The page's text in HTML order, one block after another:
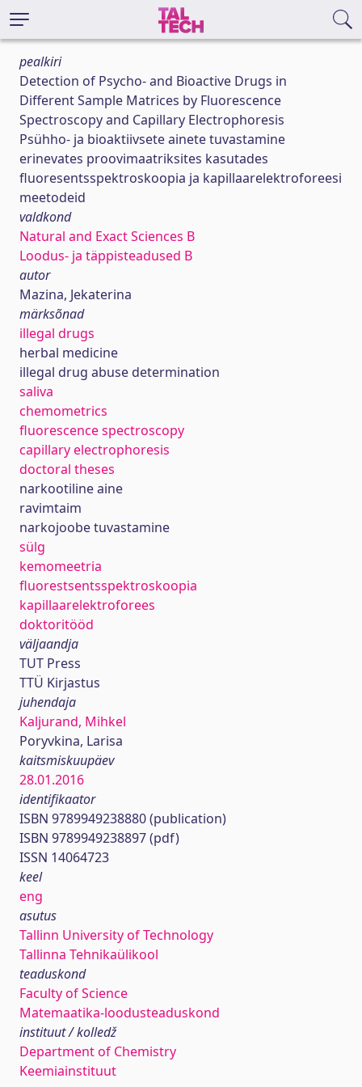
pealkiri
Detection of Psycho- and Bioactive Drugs in
Different Sample Matrices by Fluorescence
Spectroscopy and Capillary Electrophoresis
Psühho- ja bioaktiivsete ainete tuvastamine
erinevates proovimaatriksites kasutades
fluoresentsspektroskoopia ja kapillaarelektroforeesi
meetodeid
valdkond
Natural and Exact Sciences B
Loodus- ja täppisteadused B
autor
Mazina, Jekaterina
märksõnad
illegal drugs
herbal medicine
illegal drug abuse determination
saliva
chemometrics
fluorescence spectroscopy
capillary electrophoresis
doctoral theses
narkootiline aine
ravimtaim
narkojoobe tuvastamine
sülg
kemomeetria
fluorestsentsspektroskoopia
kapillaarelektroforees
doktoritööd
väljaandja
TUT Press
TTÜ Kirjastus
juhendaja
Kaljurand, Mihkel
Poryvkina, Larisa
kaitsmiskuupäev
28.01.2016
identifikaator
ISBN 9789949238880 (publication)
ISBN 9789949238897 (pdf)
ISSN 14064723
keel
eng
asutus
Tallinn University of Technology
Tallinna Tehnikaülikool
teaduskond
Faculty of Science
Matemaatika-loodusteaduskond
instituut / kolledž
Department of Chemistry
Keemiainstituut